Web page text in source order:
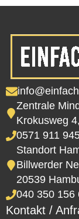
Zentrale
Krokusweg
0571 911
Standort
Billwerder
20539
040 350 156
Kontakt /